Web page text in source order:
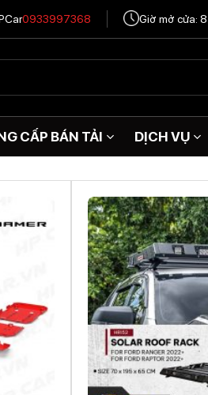
0933997368 Giờ mở cửa:
CẤP BÁN TẢI DỊCH VỤ